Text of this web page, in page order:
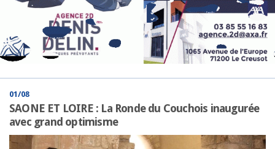
01/08
SAONE ET LOIRE : La Ronde du Couchois inaugurée
avec grand optimisme